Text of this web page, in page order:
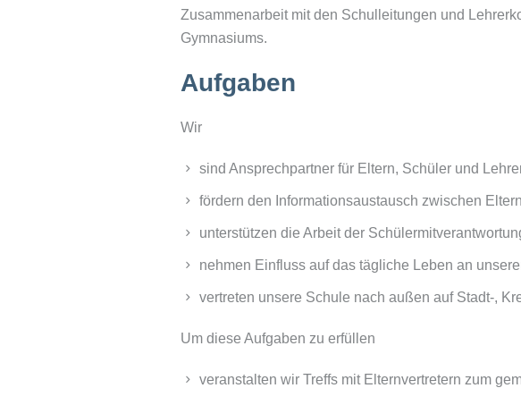
Zusammenarbeit mit den Schulleitungen und
Gymnasiums.
Aufgaben
Wir
sind Ansprechpartner für Eltern, Schüler und
fördern den Informationsaustausch zwischen
unterstützen die Arbeit der
nehmen Einfluss auf das tägliche Leben an
vertreten unsere Schule nach außen auf Stadt-,
Um diese Aufgaben zu erfüllen
veranstalten wir Treffs mit Elternvertretern zum